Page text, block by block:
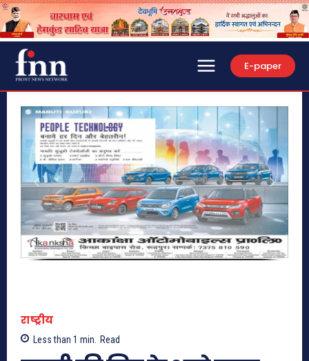
E-paper
राष्ट्रीय
Less than 1 min. Read